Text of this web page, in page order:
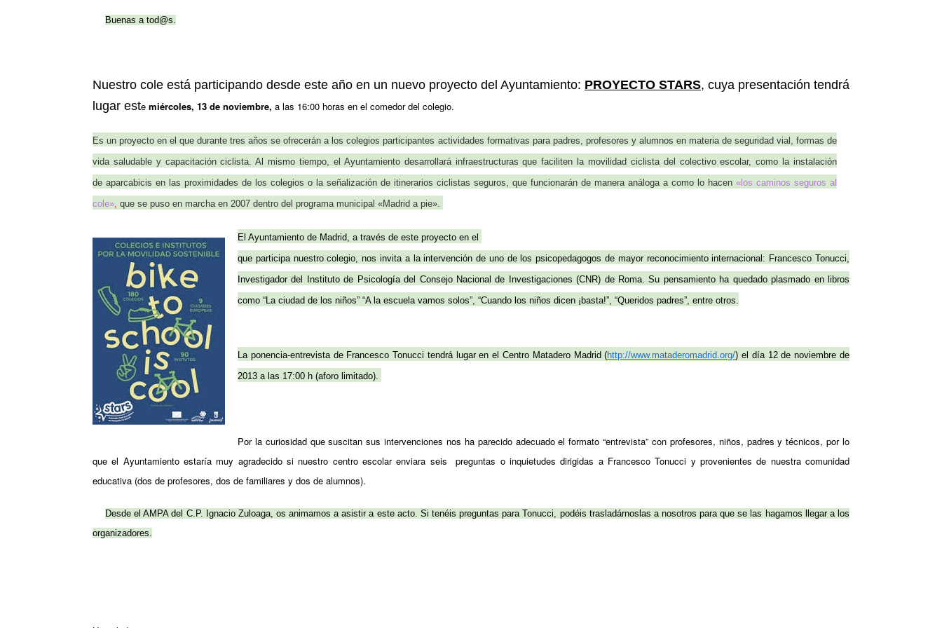
Buenas a tod@s.
Nuestro cole está participando desde este año en un nuevo proyecto del Ayuntamiento: PROYECTO STARS, cuya presentación tendrá
lugar este miércoles, 13 de noviembre, a las 16:00 horas en el comedor del colegio.
Es un proyecto en el que durante tres años se ofrecerán a los colegios participantes actividades formativas para padres, profesores y alumnos en materia de seguridad vial, formas de
vida saludable y capacitación ciclista. Al mismo tiempo, el Ayuntamiento desarrollará infraestructuras que faciliten la movilidad ciclista del colectivo escolar, como la instalación
de aparcabicis en las proximidades de los colegios o la señalización de itinerarios ciclistas seguros, que funcionarán de manera análoga a como lo hacen «los caminos seguros al
cole», que se puso en marcha en 2007 dentro del programa municipal «Madrid a pie».
El Ayuntamiento de Madrid, a través de este proyecto en el
que participa nuestro colegio, nos invita a la intervención de uno de los psicopedagogos de mayor reconocimiento internacional: Francesco Tonucci,
Investigador del Instituto de Psicología del Consejo Nacional de Investigaciones (CNR) de Roma. Su pensamiento ha quedado plasmado en libros
como “La ciudad de los niños” “A la escuela vamos solos”, “Cuando los niños dicen ¡basta!”, “Queridos padres”, entre otros.
La ponencia-entrevista de Francesco Tonucci tendrá lugar en el Centro Matadero Madrid (http://www.mataderomadrid.org/) el día 12 de noviembre de
2013 a las 17:00 h (aforo limitado).
Por la curiosidad que suscitan sus intervenciones nos ha parecido adecuado el formato “entrevista” con profesores, niños, padres y técnicos, por lo
que el Ayuntamiento estaría muy agradecido si nuestro centro escolar enviara seis preguntas o inquietudes dirigidas a Francesco Tonucci y provenientes de nuestra comunidad
educativa (dos de profesores, dos de familiares y dos de alumnos).
Desde el AMPA del C.P. Ignacio Zuloaga, os animamos a asistir a este acto. Si tenéis preguntas para Tonucci, podéis trasladárnoslas a nosotros para que se las hagamos llegar a los
organizadores.